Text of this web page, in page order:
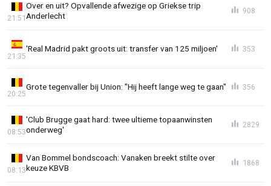
Over en uit? Opvallende afwezige op Griekse trip
Anderlecht
21:51
908
'Real Madrid pakt groots uit: transfer van 125 miljoen'
21:35
353
Grote tegenvaller bij Union: "Hij heeft lange weg te gaan"
20:25
356
'Club Brugge gaat hard: twee ultieme topaanwinsten
onderweg'
08:53
2829
Van Bommel bondscoach: Vanaken breekt stilte over
keuze KBVB
08:13
1868